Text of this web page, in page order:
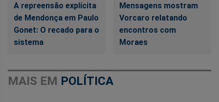
A repreensão explícita
de Mendonça em Paulo
Gonet: O recado para o
sistema
Mensagens mostram
Vorcaro relatando
encontros com
Moraes
MAIS EM POLÍTICA